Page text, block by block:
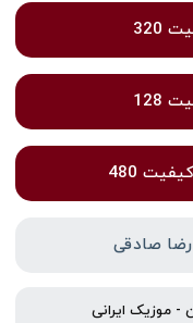
480
صادقی
-موزیک ایرانی